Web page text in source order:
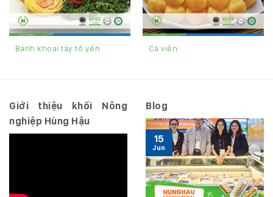
Bánh khoai tây tổ yến Cá viên
Giới thiệu khối Nông
nghiệp Hùng Hậu
Blog
15
Jun